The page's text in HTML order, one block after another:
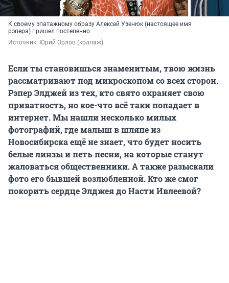
К своему эпатажному образу Алексей Узенюк (настоящее имя
рэпера) пришел постепенно
Источник: Юрий Орлов (коллаж)
Если ты становишься знаменитым, твою жизнь
рассматривают под микроскопом со всех сторон.
Рэпер Элджей из тех, кто свято охраняет свою
приватность, но кое-что всё таки попадает в
интернет. Мы нашли несколько милых
фотографий, где малыш в шляпе из
Новосибирска ещё не знает, что будет носить
белые линзы и петь песни, на которые станут
жаловаться общественники. А также разыскали
фото его бывшей возлюбленной. Кто же смог
покорить сердце Элджея до Насти Ивлеевой?